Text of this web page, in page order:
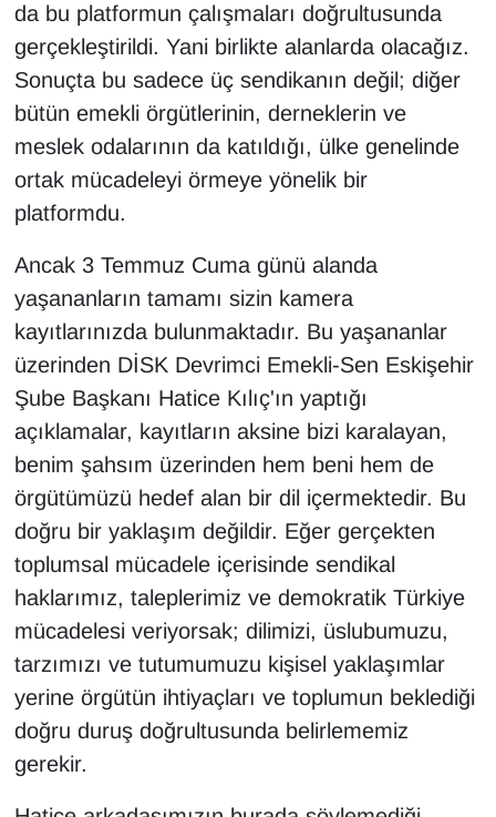
da bu platformun çalışmaları doğrultusunda
gerçekleştirildi. Yani birlikte alanlarda olacağız.
Sonuçta bu sadece üç sendikanın değil; diğer
bütün emekli örgütlerinin, derneklerin ve
meslek odalarının da katıldığı, ülke genelinde
ortak mücadeleyi örmeye yönelik bir
platformdu.
Ancak 3 Temmuz Cuma günü alanda
yaşananların tamamı sizin kamera
kayıtlarınızda bulunmaktadır. Bu yaşananlar
üzerinden DİSK Devrimci Emekli-Sen Eskişehir
Şube Başkanı Hatice Kılıç'ın yaptığı
açıklamalar, kayıtların aksine bizi karalayan,
benim şahsım üzerinden hem beni hem de
örgütümüzü hedef alan bir dil içermektedir. Bu
doğru bir yaklaşım değildir. Eğer gerçekten
toplumsal mücadele içerisinde sendikal
haklarımız, taleplerimiz ve demokratik Türkiye
mücadelesi veriyorsak; dilimizi, üslubumuzu,
tarzımızı ve tutumumuzu kişisel yaklaşımlar
yerine örgütün ihtiyaçları ve toplumun beklediği
doğru duruş doğrultusunda belirlememiz
gerekir.